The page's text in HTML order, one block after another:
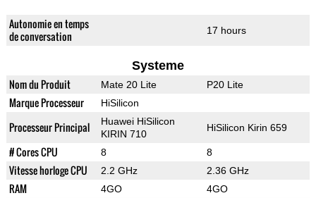
Autonomie en temps
de conversation
17 hours
Systeme
Nom du Produit Mate 20 Lite P20 Lite
Marque Processeur HiSilicon
Processeur Principal
Huawei HiSilicon
KIRIN 710
HiSilicon Kirin 659
# Cores CPU 8 8
Vitesse horloge CPU 2.2 GHz 2.36 GHz
RAM 4GO 4GO